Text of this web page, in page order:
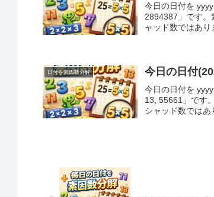
今日の日付を
2894387」です。
ャッド数ではあり
日付を素因数分解 今日の日付
今日の日付を
13, 55661」です
シャッド数ではあ